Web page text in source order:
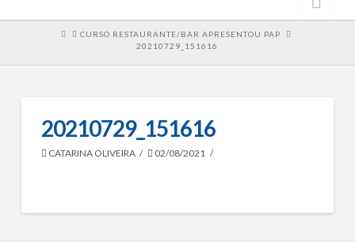
HOMECURSO RESTAURANTE/BAR APRESENTOU PAP
20210729_151616
20210729_151616
CATARINA OLIVEIRA 02/08/2021